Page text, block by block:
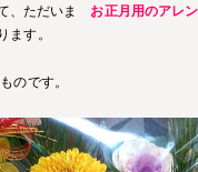
、ただいま お正月用のアレ
ます。
のです。